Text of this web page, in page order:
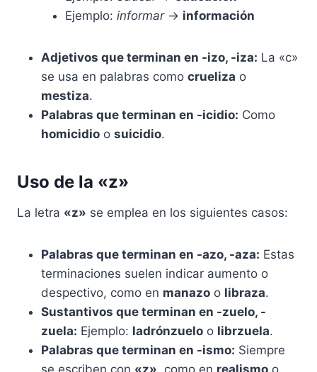
Ejemplo: informar→ información
Adjetivos que terminan en -izo, -iza: La «c»
se usa en palabras como crueliza o
mestiza.
Palabras que terminan en -icidio: Como
homicidio o suicidio.
Uso de la «z»
La letra «z» se emplea en los siguientes casos:
Palabras que terminan en -azo, -aza: Estas
terminaciones suelen indicar aumento o
despectivo, como en manazo o libraza.
Sustantivos que terminan en -zuelo, -
zuela: Ejemplo: ladrónzuelo o librzuela.
Palabras que terminan en -ismo: Siempre